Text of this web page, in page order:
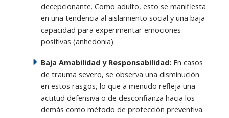
decepcionante. Como adulto, esto se manifiesta
en una tendencia al aislamiento social y una baja
capacidad para experimentar emociones
positivas (anhedonia).
Baja Amabilidad y Responsabilidad: En casos
de trauma severo, se observa una disminución
en estos rasgos, lo que a menudo refleja una
actitud defensiva o de desconfianza hacia los
demás como método de protección preventiva.